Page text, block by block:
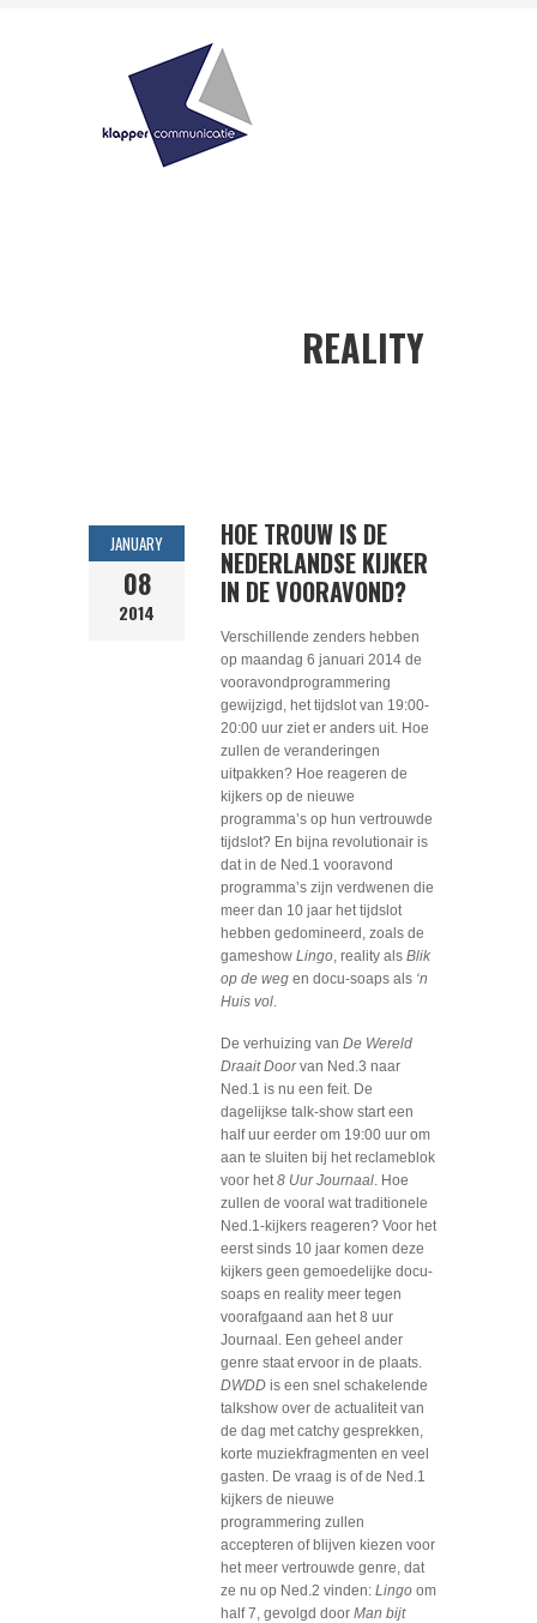
REALITY
JANUARY
08
2014
HOE TROUW IS DE
NEDERLANDSE KIJKER
IN DE VOORAVOND?
Verschillende zenders hebben
op maandag 6 januari 2014 de
vooravondprogrammering
gewijzigd, het tijdslot van 19:00-
20:00 uur ziet er anders uit. Hoe
zullen de veranderingen
uitpakken? Hoe reageren de
kijkers op de nieuwe
programma’s op hun vertrouwde
tijdslot? En bijna revolutionair is
dat in de Ned.1 vooravond
programma’s zijn verdwenen die
meer dan 10 jaar het tijdslot
hebben gedomineerd, zoals de
gameshow Lingo, reality als Blik
op de weg en docu-soaps als ‘n
Huis vol.
De verhuizing van De Wereld
Draait Doorvan Ned.3 naar
Ned.1 is nu een feit. De
dagelijkse talk-show start een
half uur eerder om 19:00 uur om
aan te sluiten bij het reclameblok
voor het8 Uur Journaal. Hoe
zullen de vooral wat traditionele
Ned.1-kijkers reageren? Voor het
eerst sinds 10 jaar komen deze
kijkers geen gemoedelijke docu-
soaps en reality meer tegen
voorafgaand aan het 8 uur
Journaal. Een geheel ander
genre staat ervoor in de plaats.
DWDD is een snel schakelende
talkshow over de actualiteit van
de dag met catchy gesprekken,
korte muziekfragmenten en veel
gasten. De vraag is of de Ned.1
kijkers de nieuwe
programmering zullen
accepteren of blijven kiezen voor
het meer vertrouwde genre, dat
ze nu op Ned.2 vinden: Lingo om
half 7, gevolgd door Man bijt